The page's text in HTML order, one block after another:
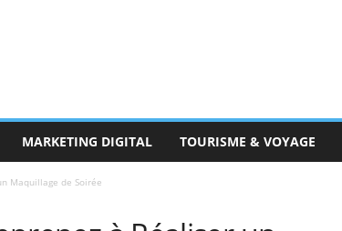
MARKETING DIGITAL TOURISME & VOYAGE
Maquillage de Soirée